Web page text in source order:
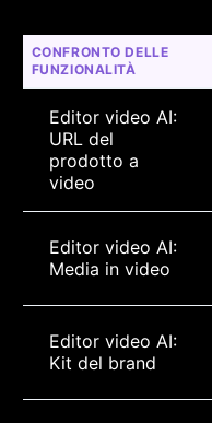
CONFRONTO DELLE
FUNZIONALITÀ
Editor video AI:
URL del
prodotto a
video
Editor video AI:
Media in video
Editor video AI:
Kit del brand